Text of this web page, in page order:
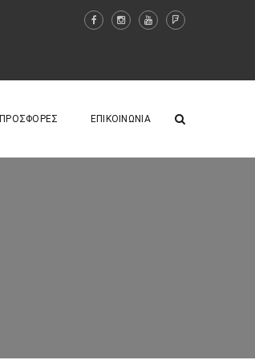
ΠΡΟΣΦΟΡΕΣ ΕΠΙΚΟΙΝΩΝΙΑ